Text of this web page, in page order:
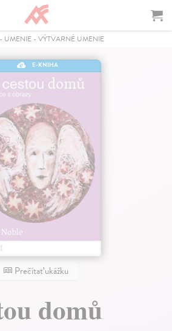
UMENIE- VÝTVARNÉ UMENIE
E-KNIHA
Prečítať ukážku
domů